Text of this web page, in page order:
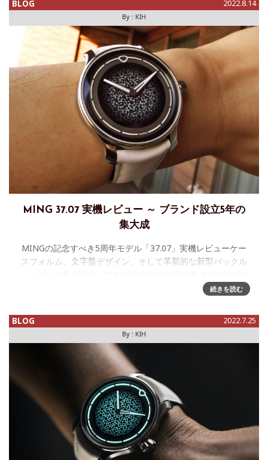
BLOG 2022.8.14
By : KIH
MING 37.07 実機レビュー ～ ブランド設立5年の
集大成
MINGの記念すべき5周年モデル「37.07」実機レビューケー
スフォルム、文字盤デザイン、そして革新的な新型バックル
お家芸、蓄光剤をふんだんに使った文字盤このサイトで時計
続きを読む
BLOG 2022.7.25
By : KIH